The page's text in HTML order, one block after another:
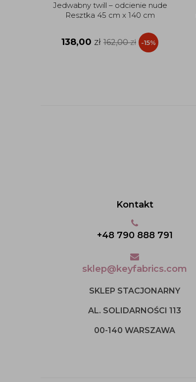
Jedwabny twill – odcienie nude
Resztka 45 cm x 140 cm
138,00 zł 162,00zł -15%
Kontakt
+48 790 888 791
sklep@keyfabrics.com
SKLEP STACJONARNY
AL. SOLIDARNOŚCI 113
00-140 WARSZAWA